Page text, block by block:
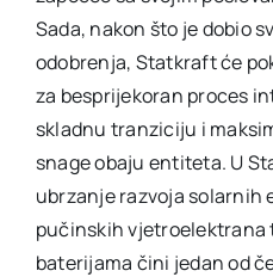
Sada, nakon što je dobio
odobrenja, Statkraft će
za besprijekoran proces
skladnu tranziciju i
snage obaju entiteta. U
ubrzanje razvoja solarnih
pučinskih vjetroelektrana
baterijama čini jedan od